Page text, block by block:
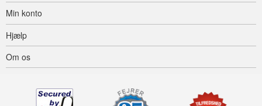
Min konto
Hjælp
Om os